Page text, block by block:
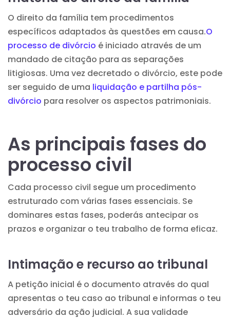
O direito da família tem procedimentos
específicos adaptados às questões em causa.O
processo de divórcio é iniciado através de um
mandado de citação para as separações
litigiosas. Uma vez decretado o divórcio, este pode
ser seguido de uma liquidação e partilha pós-
divórcio para resolver os aspectos patrimoniais.
As principais fases do
processo civil
Cada processo civil segue um procedimento
estruturado com várias fases essenciais. Se
dominares estas fases, poderás antecipar os
prazos e organizar o teu trabalho de forma eficaz.
Intimação e recurso ao tribunal
A petição inicial é o documento através do qual
apresentas o teu caso ao tribunal e informas o teu
adversário da ação judicial. A sua validade